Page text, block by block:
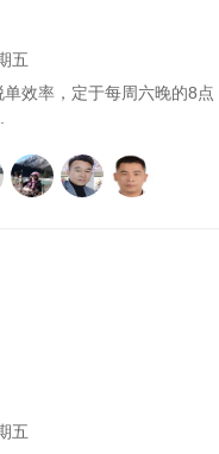
五
效率，定于每周六晚的8点
五